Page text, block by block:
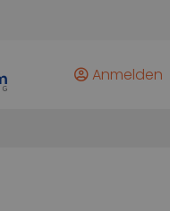
Anmelden